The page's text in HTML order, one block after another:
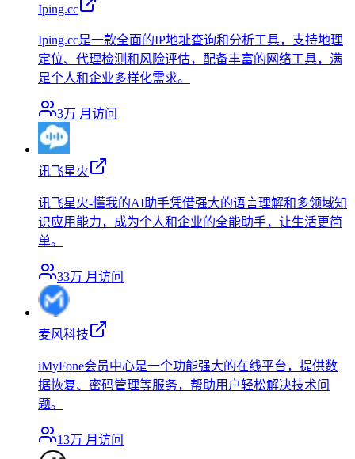
Iping.cc
Iping.cc是一款全面的IP地址查询和分析工具，支持地理
定位、代理检测和风险评估，配备丰富的网络工具，满
足个人和企业多样化需求。
3万 月访问
讯飞星火
讯飞星火-懂我的AI助手凭借强大的语言理解和多领域知
识应用能力，成为个人和企业的全能助手，让生活更简
单。
33万 月访问
麦风科技
iMyFone会员中心是一个功能强大的在线平台，提供数
据恢复、密码管理等服务，帮助用户轻松解决技术问
题。
13万 月访问